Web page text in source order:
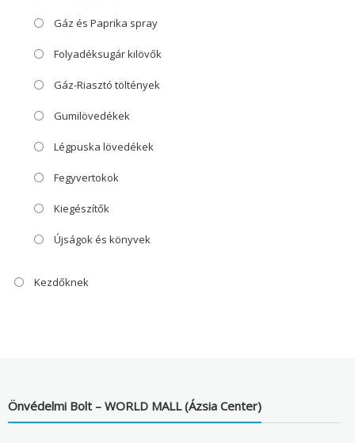
Gáz és Paprika spray
Folyadéksugár kilövők
Gáz-Riasztó töltények
Gumilövedékek
Légpuska lövedékek
Fegyvertokok
Kiegészítők
Újságok és könyvek
Kezdőknek
Önvédelmi Bolt – WORLD MALL (Ázsia Center)